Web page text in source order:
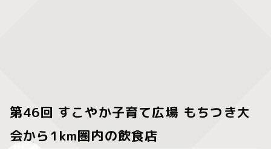
第46回 すこやか子育て広場 もちつき大
会から1km圏内の飲食店